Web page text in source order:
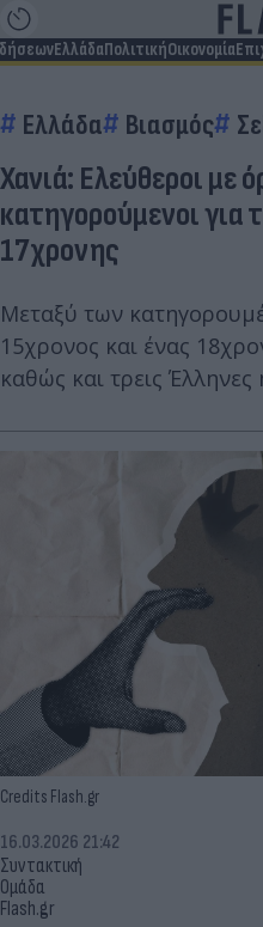
ΕλλάδαΠολιτικήΟικονομία
Ελλάδα Βιασμός
Χανιά: Ελεύθεροι με
κατηγορούμενοι για
17χρονης
Μεταξύ των
15χρονος και ένας
καθώς και τρεις Έλληνες
Credits Flash.gr
Συντακτική
Ομάδα
Flash.gr
16.03.2026 21:42